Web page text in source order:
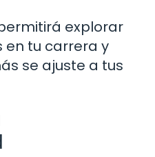
explorar
en tu carrera y
se ajuste a tus